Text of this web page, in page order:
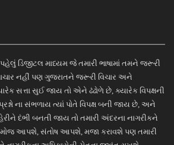
ડિજીટલ માધ્યમ જે તમારી ભાષામાં તમને જરૂરી
નહીં પણ ગુજરાતને જરૂરી વિચાર અને
સત્તા સુઈ જાય તો એને ઢંઢોળે છે, ક્યારેક વિપક્ષની
ના સંભળાય ત્યાં પોતે વિપક્ષ બની જાય છે, અને
દંભી બનતી જાય તો તમારી અંદરના નાગરીકને
આપશે, સંતોષ આપશે, મજા કરાવશે પણ તમારી